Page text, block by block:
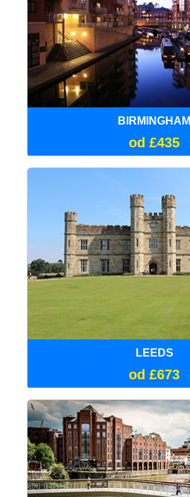
BIRMINGHAM
od £435
LEEDS
od £673